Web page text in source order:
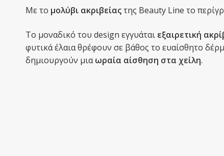
Με το μολύβι ακριβείαςτης Βeauty Line το
Το μοναδικό του design εγγυάταιεξαιρετική
φυτικά έλαια θρέφουν σε βάθος το ευαίσθητο
δημιουργούν μιαωραία αίσθηση στα χείλη.